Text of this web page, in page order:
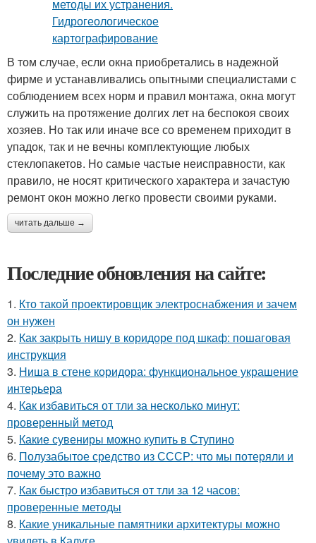
В том случае, если окна приобретались в надежной
фирме и устанавливались опытными специалистами с
соблюдением всех норм и правил монтажа, окна могут
служить на протяжение долгих лет на беспокоя своих
хозяев. Но так или иначе все со временем приходит в
упадок, так и не вечны комплектующие любых
стеклопакетов. Но самые частые неисправности, как
правило, не носят критического характера и зачастую
ремонт окон можно легко провести своими руками.
читать дальше →
Последние обновления на сайте:
1. Кто такой проектировщик электроснабжения и зачем
он нужен
2. Как закрыть нишу в коридоре под шкаф: пошаговая
инструкция
3. Ниша в стене коридора: функциональное украшение
интерьера
4. Как избавиться от тли за несколько минут:
проверенный метод
5. Какие сувениры можно купить в Ступино
6. Полузабытое средство из СССР: что мы потеряли и
почему это важно
7. Как быстро избавиться от тли за 12 часов:
проверенные методы
8. Какие уникальные памятники архитектуры можно